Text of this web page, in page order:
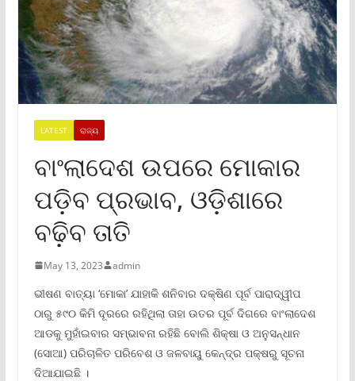
LATEST ରାଜ୍ୟ
ବାଂଲାଦେଶ ଉପରେ ମୋକାର
ପଡ଼ିବ ପ୍ରଭାବ, ଓଡ଼ିଶାରେ
ବଢ଼ିବ ତାତି
May 13, 2023 admin
ଭୀଷଣ ବାତ୍ୟା ‘ମୋକା’ ଯାହାକି ଶନିବାର ଦକ୍ଷିଣ ପୂର୍ବ ପାରାଦ୍ୱୀପ
ଠାରୁ ୫୯୦ କିମି ଦୂରରେ ରହିଥିଲା ତାହା ଉତର ପୂର୍ବ ଦିଗରେ ବାଂଲାଦେଶ
ଆଡକୁ ମୁହାଁଇବାର ସମ୍ଭାବନା ରହିଛି ବୋଲି ଶିକ୍ଷା ଓ ଅନୁସନ୍ଧାନ
(ସୋଆ) ପରିଚାଳିତ ପରିବେଶ ଓ ଜଳବାୟୁ କେନ୍ଦ୍ର ପକ୍ଷରୁ ସୂଚନା
ଦିଆଯାଇଛି ।